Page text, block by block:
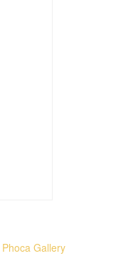
Phoca Gallery